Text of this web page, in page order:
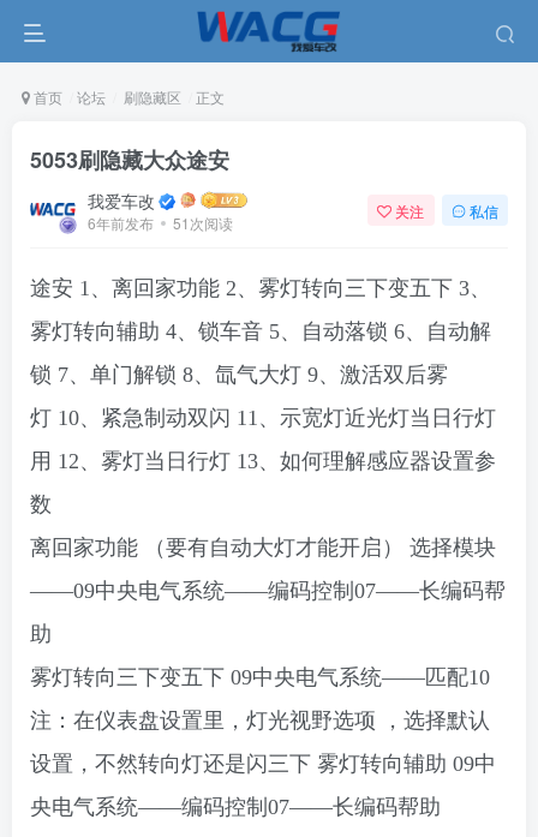
首页 论坛 刷隐藏区 正文
5053刷隐藏大众途安
我爱车改
6年前发布 51次阅读
关注 私信
途安 1、离回家功能 2、雾灯转向三下变五下 3、
雾灯转向辅助 4、锁车音 5、自动落锁 6、自动解
锁 7、单门解锁 8、氙气大灯 9、激活双后雾
灯 10、紧急制动双闪 11、示宽灯近光灯当日行灯
用 12、雾灯当日行灯 13、如何理解感应器设置参
数
离回家功能
（要有自动大灯才能开启） 选择模块
——09中央电气系统——编码控制07——长编码帮
助
雾灯转向三下变五下 09中央电气系统——匹配10
注：在仪表盘设置里，灯光视野选项 ，选择默认
设置，不然转向灯还是闪三下 雾灯转向辅助 09中
央电气系统——编码控制07——长编码帮助